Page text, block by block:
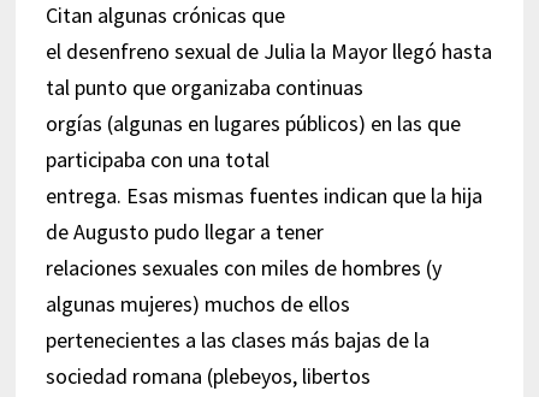
Citan algunas crónicas que
el desenfreno sexual de Julia la Mayor llegó hasta
tal punto que organizaba continuas
orgías (algunas en lugares públicos) en las que
participaba con una total
entrega. Esas mismas fuentes indican que la hija
de Augusto pudo llegar a tener
relaciones sexuales con miles de hombres (y
algunas mujeres) muchos de ellos
pertenecientes a las clases más bajas de la
sociedad romana (plebeyos, libertos